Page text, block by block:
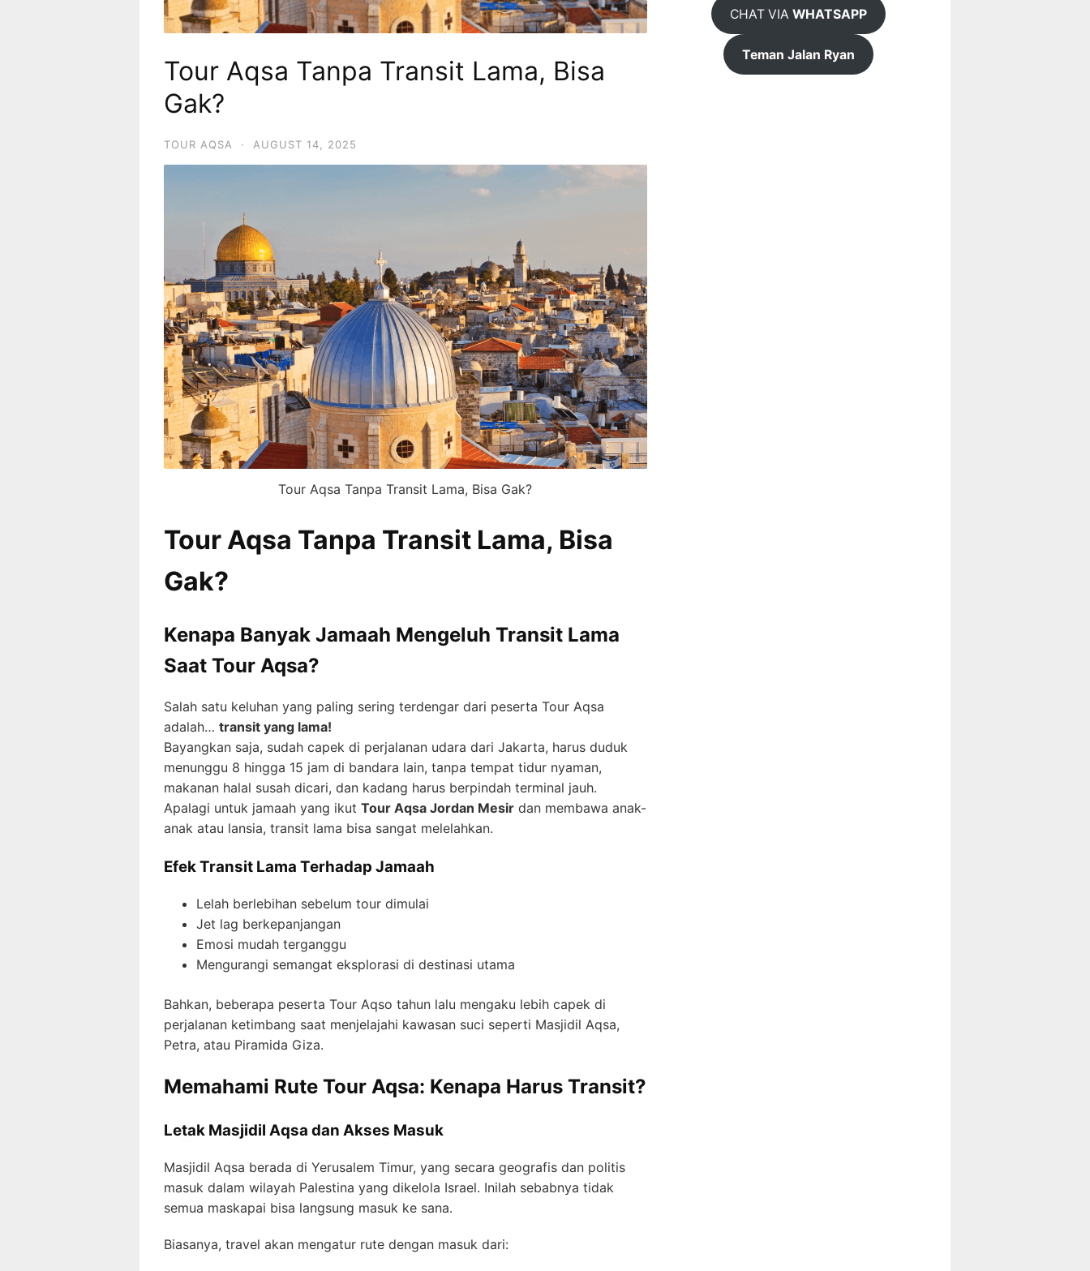
Tour Aqsa Tanpa Transit Lama, Bisa
Gak?
TOUR AQSA · AUGUST 14, 2025
Tour Aqsa Tanpa Transit Lama, Bisa Gak?
Tour Aqsa Tanpa Transit Lama, Bisa
Gak?
Kenapa Banyak Jamaah Mengeluh Transit Lama
Saat Tour Aqsa?
Salah satu keluhan yang paling sering terdengar dari peserta Tour Aqsa
adalah… transit yang lama!
Bayangkan saja, sudah capek di perjalanan udara dari Jakarta, harus duduk
menunggu 8 hingga 15 jam di bandara lain, tanpa tempat tidur nyaman,
makanan halal susah dicari, dan kadang harus berpindah terminal jauh.
Apalagi untuk jamaah yang ikut Tour Aqsa Jordan Mesir dan membawa anak-
anak atau lansia, transit lama bisa sangat melelahkan.
Efek Transit Lama Terhadap Jamaah
Lelah berlebihan sebelum tour dimulai
Jet lag berkepanjangan
Emosi mudah terganggu
Mengurangi semangat eksplorasi di destinasi utama
Bahkan, beberapa peserta Tour Aqso tahun lalu mengaku lebih capek di
perjalanan ketimbang saat menjelajahi kawasan suci seperti Masjidil Aqsa,
Petra, atau Piramida Giza.
Memahami Rute Tour Aqsa: Kenapa Harus Transit?
Letak Masjidil Aqsa dan Akses Masuk
Masjidil Aqsa berada di Yerusalem Timur, yang secara geografis dan politis
masuk dalam wilayah Palestina yang dikelola Israel. Inilah sebabnya tidak
semua maskapai bisa langsung masuk ke sana.
Biasanya, travel akan mengatur rute dengan masuk dari:
CHAT VIAWHATSAPP
Teman Jalan Ryan